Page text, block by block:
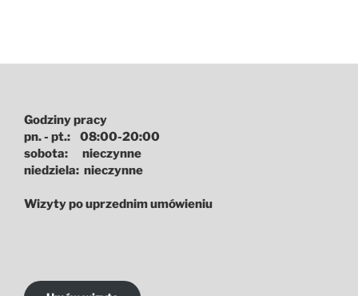
Godziny pracy
pn. - pt.: 08:00-20:00
sobota: nieczynne
niedziela: nieczynne
Wizyty po uprzednim umówieniu